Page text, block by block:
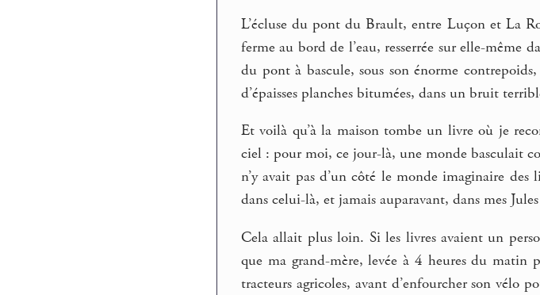
L’écluse du pont du Brault, entre Luçon et La
ferme au bord de l’eau, resserrée sur elle-même
du pont à bascule, sous son énorme
d’épaisses planches bitumées, dans un bruit
Et voilà qu’à la maison tombe un livre où je
ciel : pour moi, ce jour-là, une monde basculait
n’y avait pas d’un côté le monde imaginaire
dans celui-là, et jamais auparavant, dans mes
Cela allait plus loin. Si les livres avaient un
que ma grand-mère, levée à 4 heures du
tracteurs agricoles, avant d’enfourcher son vélo